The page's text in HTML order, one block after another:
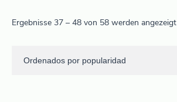
Ergebnisse 37 – 48 von 58 werden angezeigt